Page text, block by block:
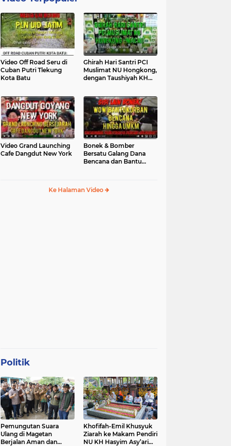
Video Off Road Seru di
Cuban Putri Tlekung
Kota Batu
Ghirah Hari Santri PCI
Muslimat NU Hongkong,
dengan Taushiyah KH
Video Grand Launching
Cafe Dangdut New York
Bonek & Bomber
Bersatu Galang Dana
Bencana dan Bantu
Ke Halaman Video
Politik
Pemungutan Suara
Ulang di Magetan
Berjalan Aman dan
Khofifah-Emil Khusyuk
Ziarah ke Makam Pendiri
NU KH Hasyim Asy’ari